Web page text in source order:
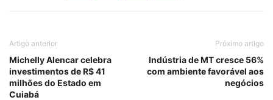
Artigo anterior
Michelly Alencar celebra
investimentos de R$ 41
milhões do Estado em
Cuiabá
Próximo artigo
Indústria de MT cresce 56%
com ambiente favorável aos
negócios